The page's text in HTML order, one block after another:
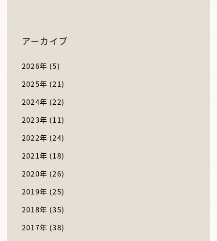
アーカイブ
2026年 (5)
2025年 (21)
2024年 (22)
2023年 (11)
2022年 (24)
2021年 (18)
2020年 (26)
2019年 (25)
2018年 (35)
2017年 (38)